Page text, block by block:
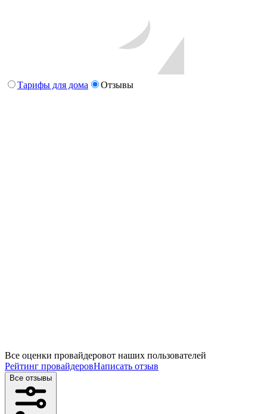
Тарифы для дома Отзывы
Все оценки провайдеровот наших пользователей
Рейтинг провайдеровНаписать отзыв
Все отзывы